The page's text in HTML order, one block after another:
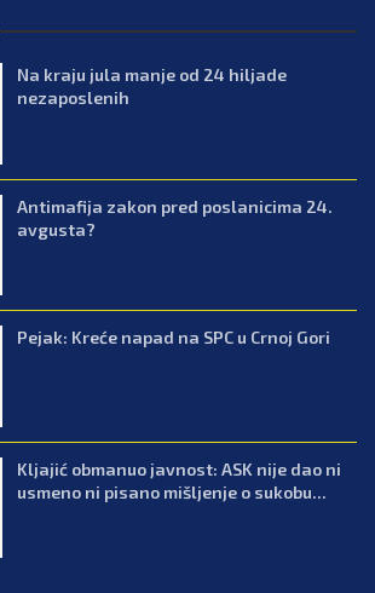
Na kraju jula manje od 24 hiljade
nezaposlenih
Antimafija zakon pred poslanicima 24.
avgusta?
Pejak: Kreće napad na SPC u Crnoj Gori
Kljajić obmanuo javnost: ASK nije dao ni
usmeno ni pisano mišljenje o sukobu...